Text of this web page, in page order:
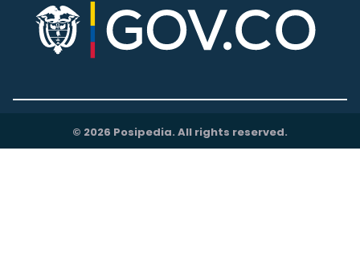
© 2026 Posipedia. All rights reserved.